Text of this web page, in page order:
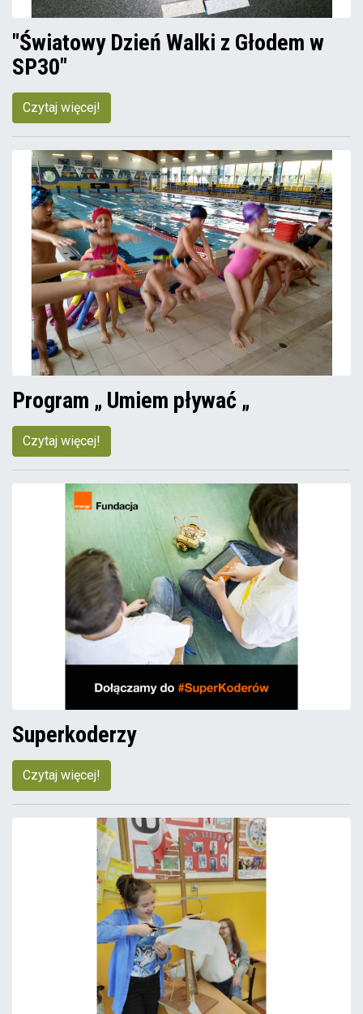
"Światowy Dzień Walki z Głodem w
SP30"
Czytaj więcej!
Program „ Umiem pływać „
Czytaj więcej!
Superkoderzy
Czytaj więcej!